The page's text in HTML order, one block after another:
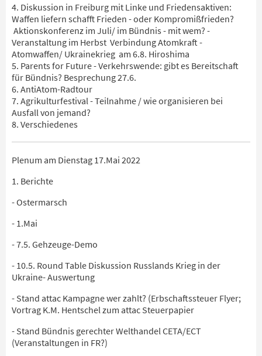
4. Diskussion in Freiburg mit Linke und Friedensaktiven:
Waffen liefern schafft Frieden - oder Kompromißfrieden?
Aktionskonferenz im Juli/ im Bündnis - mit wem? -
Veranstaltung im Herbst Verbindung Atomkraft -
Atomwaffen/ Ukrainekrieg am 6.8. Hiroshima
5. Parents for Future - Verkehrswende: gibt es Bereitschaft
für Bündnis? Besprechung 27.6.
6. AntiAtom-Radtour
7. Agrikulturfestival - Teilnahme / wie organisieren bei
Ausfall von jemand?
8. Verschiedenes
Plenum am Dienstag 17.Mai 2022
1. Berichte
- Ostermarsch
- 1.Mai
- 7.5. Gehzeuge-Demo
- 10.5. Round Table Diskussion Russlands Krieg in der
Ukraine- Auswertung
- Stand attac Kampagne wer zahlt? (Erbschaftssteuer Flyer;
Vortrag K.M. Hentschel zum attac Steuerpapier
- Stand Bündnis gerechter Welthandel CETA/ECT
(Veranstaltungen in FR?)